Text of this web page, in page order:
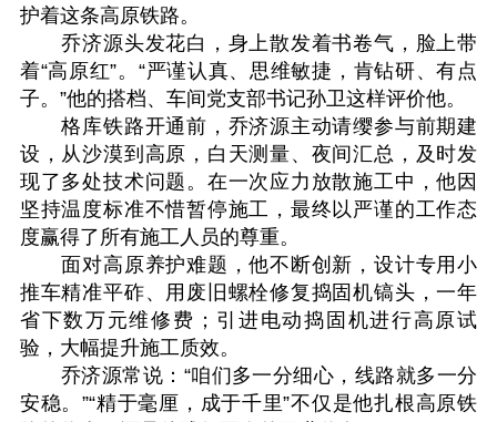
护着这条高原铁路。
乔济源头发花白，身上散发着书卷气，脸上带
着“高原红”。“严谨认真、思维敏捷，肯钻研、有点
子。”他的搭档、车间党支部书记孙卫这样评价他。
格库铁路开通前，乔济源主动请缨参与前期建
设，从沙漠到高原，白天测量、夜间汇总，及时发
现了多处技术问题。在一次应力放散施工中，他因
坚持温度标准不惜暂停施工，最终以严谨的工作态
度赢得了所有施工人员的尊重。
面对高原养护难题，他不断创新，设计专用小
推车精准平砟、用废旧螺栓修复捣固机镐头，一年
省下数万元维修费；引进电动捣固机进行高原试
验，大幅提升施工质效。
乔济源常说：“咱们多一分细心，线路就多一分
安稳。”“精于毫厘，成于千里”不仅是他扎根高原铁